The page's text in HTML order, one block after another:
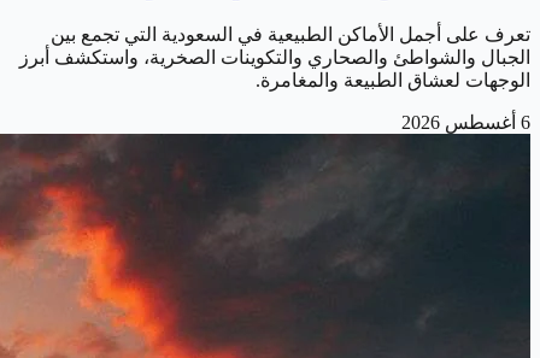
تعرف على أجمل الأماكن الطبيعية في السعودية التي تجمع بين
الجبال والشواطئ والصحاري والتكوينات الصخرية، واستكشف أبرز
الوجهات لعشاق الطبيعة والمغامرة.
6 أغسطس 2026